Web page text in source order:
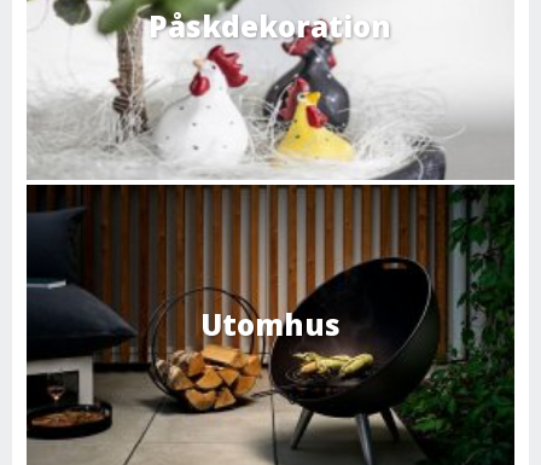
Påskdekoration
Utomhus